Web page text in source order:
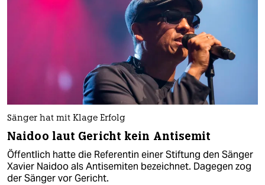
Sänger hat mit Klage Erfolg
Naidoo laut Gericht kein Antisemit
Öffentlich hatte die Referentin einer Stiftung den Sänger
Xavier Naidoo als Antisemiten bezeichnet. Dagegen zog
der Sänger vor Gericht.